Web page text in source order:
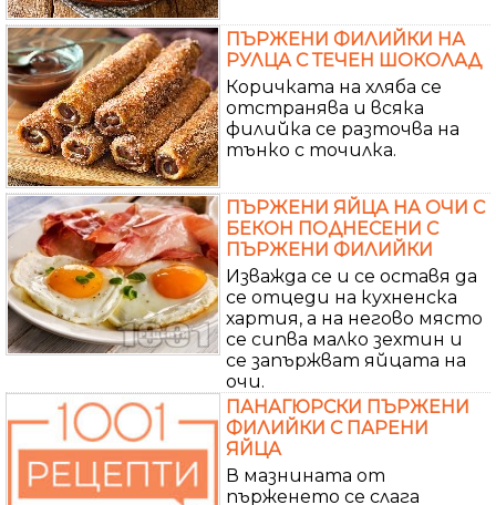
ПЪРЖЕНИ ФИЛИЙКИ НА
РУЛЦА С ТЕЧЕН ШОКОЛАД
Коричката на хляба се
отстранява и всяка
филийка се разточва на
тънко с точилка.
ПЪРЖЕНИ ЯЙЦА НА ОЧИ С
БЕКОН ПОДНЕСЕНИ С
ПЪРЖЕНИ ФИЛИЙКИ
Изважда се и се оставя да
се отцеди на кухненска
хартия, а на негово място
се сипва малко зехтин и
се запържват яйцата на
очи.
ПАНАГЮРСКИ ПЪРЖЕНИ
ФИЛИЙКИ С ПАРЕНИ
ЯЙЦА
В мазнината от
пърженето се слага